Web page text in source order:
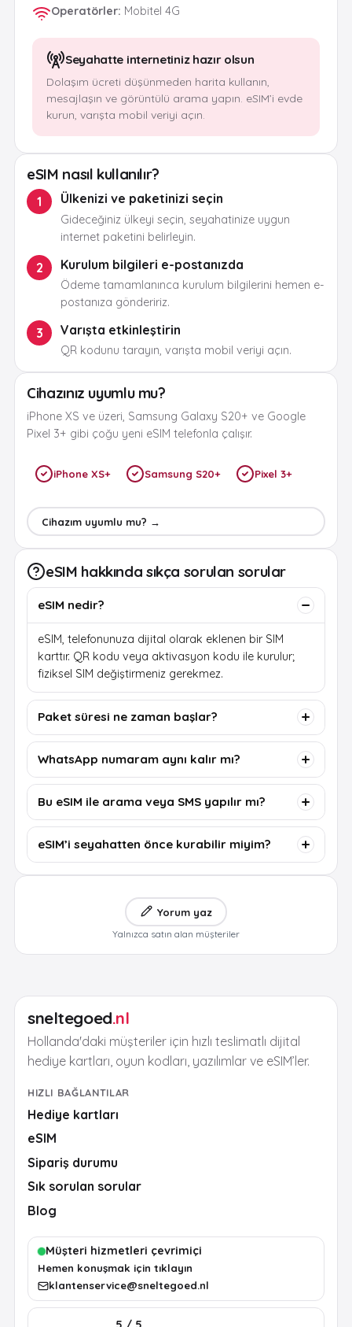
Operatörler: Mobitel 4G
Seyahatte internetiniz hazır olsun
Dolaşım ücreti düşünmeden harita kullanın,
mesajlaşın ve görüntülü arama yapın. eSIM’i evde
kurun, varışta mobil veriyi açın.
eSIM nasıl kullanılır?
1 Ülkenizi ve paketinizi seçin
Gideceğiniz ülkeyi seçin, seyahatinize uygun
internet paketini belirleyin.
2 Kurulum bilgileri e-postanızda
Ödeme tamamlanınca kurulum bilgilerini hemen e-
postanıza göndeririz.
3 Varışta etkinleştirin
QR kodunu tarayın, varışta mobil veriyi açın.
Cihazınız uyumlu mu?
iPhone XS ve üzeri, Samsung Galaxy S20+ ve Google
Pixel 3+ gibi çoğu yeni eSIM telefonla çalışır.
iPhone XS+ Samsung S20+ Pixel 3+
Cihazım uyumlu mu? →
eSIM hakkında sıkça sorulan sorular
eSIM nedir?
eSIM, telefonunuza dijital olarak eklenen bir SIM
karttır. QR kodu veya aktivasyon kodu ile kurulur;
fiziksel SIM değiştirmeniz gerekmez.
Paket süresi ne zaman başlar?
WhatsApp numaram aynı kalır mı?
Bu eSIM ile arama veya SMS yapılır mı?
eSIM’i seyahatten önce kurabilir miyim?
Yorum yaz
Yalnızca satın alan müşteriler
sneltegoed.nl
Hollanda'daki müşteriler için hızlı teslimatlı dijital
hediye kartları, oyun kodları, yazılımlar ve eSIM’ler.
HIZLI BAĞLANTILAR
Hediye kartları
eSIM
Sipariş durumu
Sık sorulan sorular
Blog
Müşteri hizmetleri çevrimiçi
Hemen konuşmak için tıklayın
klantenservice@sneltegoed.nl